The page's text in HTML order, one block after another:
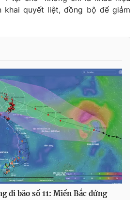
024.66 897 897
hình thức nếu không có sự chấp
rõ nguồn VTV.vn khi phát hành lại
khai quyết liệt, đồng bộ để giảm
đi bão số 11: Miền Bắc đứng